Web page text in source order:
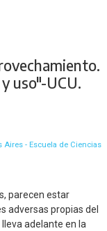
uso"-UCU.
Aires - Escuela de Ciencias
parecen estar
adversas propias del
adelante en la